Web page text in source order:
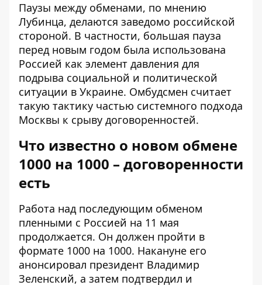
Паузы между обменами, по мнению
Лубинца, делаются заведомо российской
стороной. В частности, большая пауза
перед новым годом была использована
Россией как элемент давления для
подрыва социальной и политической
ситуации в Украине. Омбудсмен считает
такую ​​тактику частью системного подхода
Москвы к срыву договоренностей.
Что известно о новом обмене
1000 на 1000 – договоренности
есть
Работа над последующим обменом
пленными с Россией на 11 мая
продолжается. Он должен пройти в
формате 1000 на 1000. Накануне его
анонсировал президент Владимир
Зеленский, а затем подтвердил и